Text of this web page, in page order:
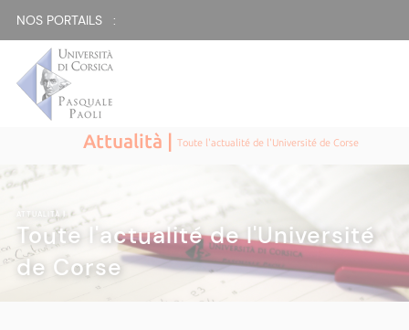
NOS PORTAILS :
Attualità |Toute l'actualité de l'Université de Corse
ATTUALITÀ|
Toute l'actualité de l'Université
de Corse